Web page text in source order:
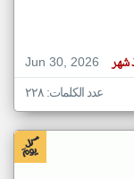
Jun 30, 2026
شهر
عدد الكلمات: ٢٢٨